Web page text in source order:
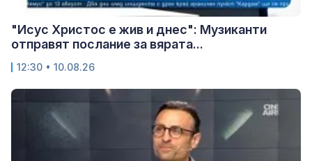
"Исус Христос е жив и днес": Музиканти
отправят послание за вярата...
12:30 • 10.08.26